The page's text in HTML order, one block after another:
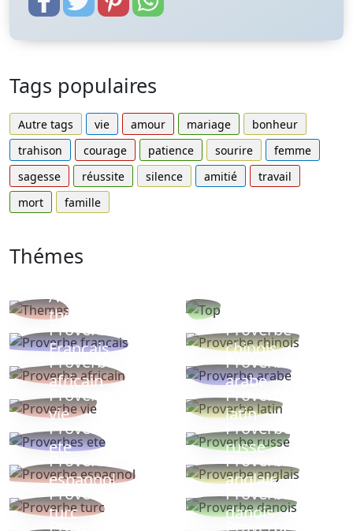
Tags populaires
Autre tags vie amour mariage
bonheur
trahison
courage patience sourire
femme
sagesse
réussite silence amitié
travail
mort
famille
Thémes
Autres
thèmes
Proverbe
Français
Proverbe
chinois
Proverbe
africain
Proverbe
arabe
Proverbe
vie
Proverbe
latin
Proverbes
ete
Proverbe
russe
Proverbe
espagnol
Proverbe
anglais
Proverbe
turc
Proverbe
danois
Proverbe
Proverbes